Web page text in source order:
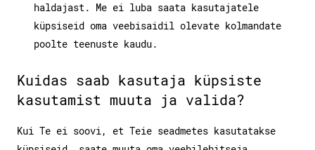
haldajast. Me ei luba saata kasutajatele
küpsiseid oma veebisaidil olevate kolmandate
poolte teenuste kaudu.
Kuidas saab kasutaja küpsiste
kasutamist muuta ja valida?
Kui Te ei soovi, et Teie seadmetes kasutatakse